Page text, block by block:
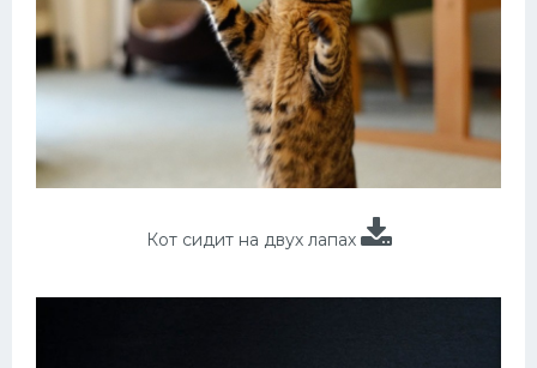
Кот сидит на двух лапах